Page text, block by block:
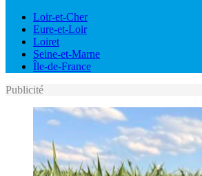
Loir-et-Cher
Eure-et-Loir
Loiret
Seine-et-Marne
Île-de-France
Publicité